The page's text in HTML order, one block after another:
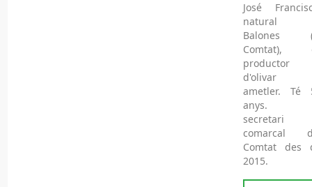
José
natural
Balones
Comtat),
productor
ametler. Té
anys.
secretari
comarcal
Comtat des
2015.